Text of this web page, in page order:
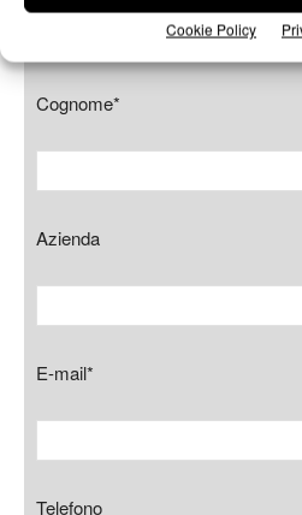
Cookie Policy
Cognome*
Azienda
E-mail*
Telefono